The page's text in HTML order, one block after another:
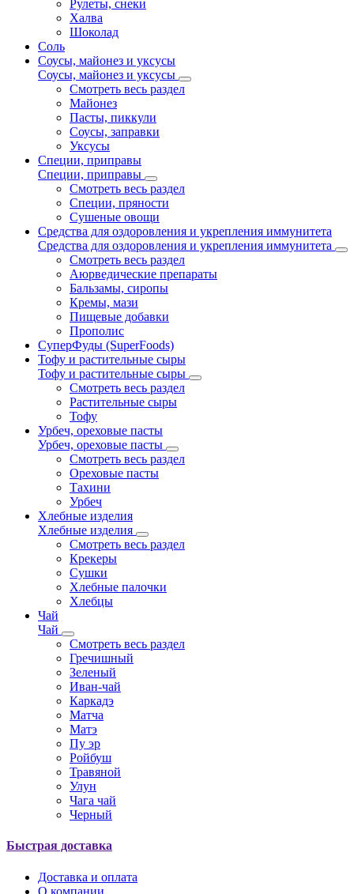
Рулеты, снеки
Халва
Шоколад
Соль
Соусы, майонез и уксусы
Соусы, майонез и уксусы
Смотреть весь раздел
Майонез
Пасты, пиккули
Соусы, заправки
Уксусы
Специи, приправы
Специи, приправы
Смотреть весь раздел
Специи, пряности
Сушеные овощи
Средства для оздоровления и укрепления иммунитета
Средства для оздоровления и укрепления иммунитета
Смотреть весь раздел
Аюрведические препараты
Бальзамы, сиропы
Кремы, мази
Пищевые добавки
Прополис
СуперФуды (SuperFoods)
Тофу и растительные сыры
Тофу и растительные сыры
Смотреть весь раздел
Растительные сыры
Тофу
Урбеч, ореховые пасты
Урбеч, ореховые пасты
Смотреть весь раздел
Ореховые пасты
Тахини
Урбеч
Хлебные изделия
Хлебные изделия
Смотреть весь раздел
Крекеры
Сушки
Хлебные палочки
Хлебцы
Чай
Чай
Смотреть весь раздел
Гречишный
Зеленый
Иван-чай
Каркадэ
Матча
Матэ
Пу эр
Ройбуш
Травяной
Улун
Чага чай
Черный
Быстрая доставка
Доставка и оплата
О компании